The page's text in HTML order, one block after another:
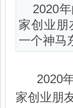
2020
家创业朋
一个神马
2020年
家创业朋